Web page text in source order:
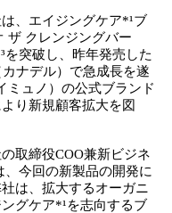
、エイジングケア*¹ブ
ザ クレンジングバー
を突破し、昨年発売した
ナデル）で急成⻑を遂
ミュノ）の公式ブランド
り新規顧客拡⼤を図
取締役COO兼新ビジネ
今回の新製品の開発に
は、拡大するオーガニ
グケア*¹を志向するブ